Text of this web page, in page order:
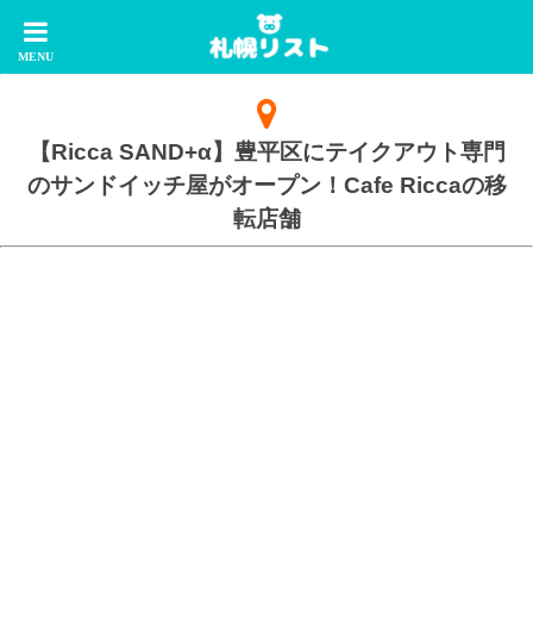
【Ricca SAND+α】豊平区にテイクアウト専門
のサンドイッチ屋がオープン！Cafe Riccaの移
転店舗